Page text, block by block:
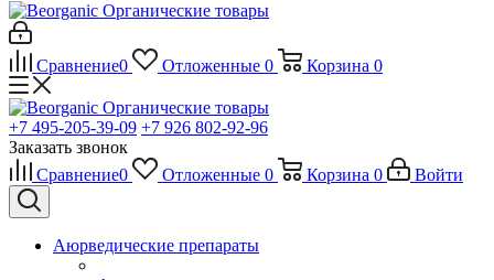
Органические товары
Сравнение0 Отложенные 0 Корзина 0
Органические товары
+7 495-205-39-09 +7 926 802-92-96
Заказать звонок
Сравнение0 Отложенные 0 Корзина 0 Войти
Аюрведические препараты